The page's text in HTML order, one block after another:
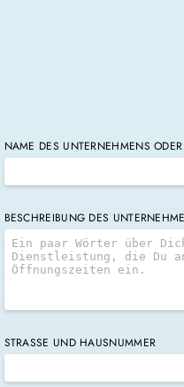
NAME DES UNTERNEHMENS ODER
BESCHREIBUNG DES
STRASSE UND HAUSNUMMER